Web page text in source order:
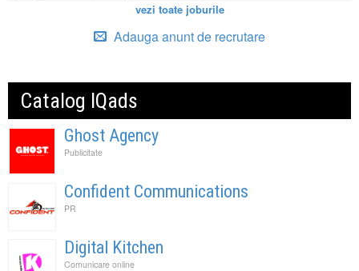
vezi toate joburile
Adauga anunt de recrutare
Catalog IQads
Ghost Agency
Publicitate
Confident Communications
PR
Digital Kitchen
Comunicare online